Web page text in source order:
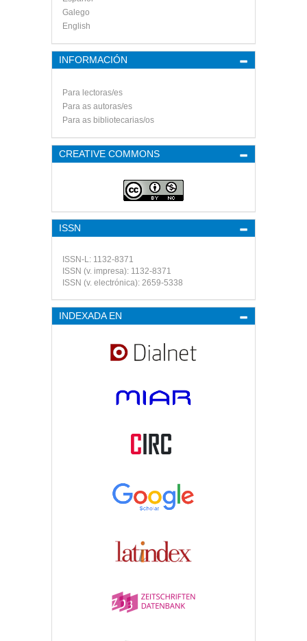
Galego
English
INFORMACIÓN
Para lectoras/es
Para as autoras/es
Para as bibliotecarias/os
CREATIVE COMMONS
ISSN
ISSN-L: 1132-8371
ISSN (v. impresa): 1132-8371
ISSN (v. electrónica): 2659-5338
INDEXADA EN